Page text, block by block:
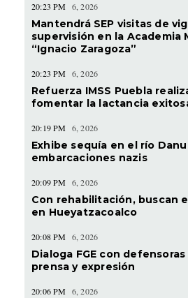
20:23 PM 6, 2026
Mantendrá SEP visitas de
supervisión en la Academia
“Ignacio Zaragoza”
20:23 PM 6, 2026
Refuerza IMSS Puebla
fomentar la lactancia
20:19 PM 6, 2026
Exhibe sequía en el río
embarcaciones nazis
20:09 PM 6, 2026
Con rehabilitación, buscan
en Hueyatzacoalco
20:08 PM 6, 2026
Dialoga FGE con
prensa y expresión
20:06 PM 6, 2026